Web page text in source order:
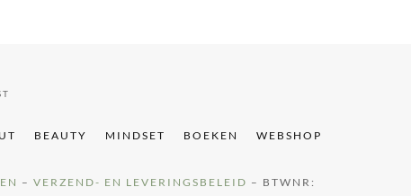
BEAUTY MINDSET BOEKEN
WEBSHOP
– VERZEND- EN LEVERINGSBELEID – BTWNR: